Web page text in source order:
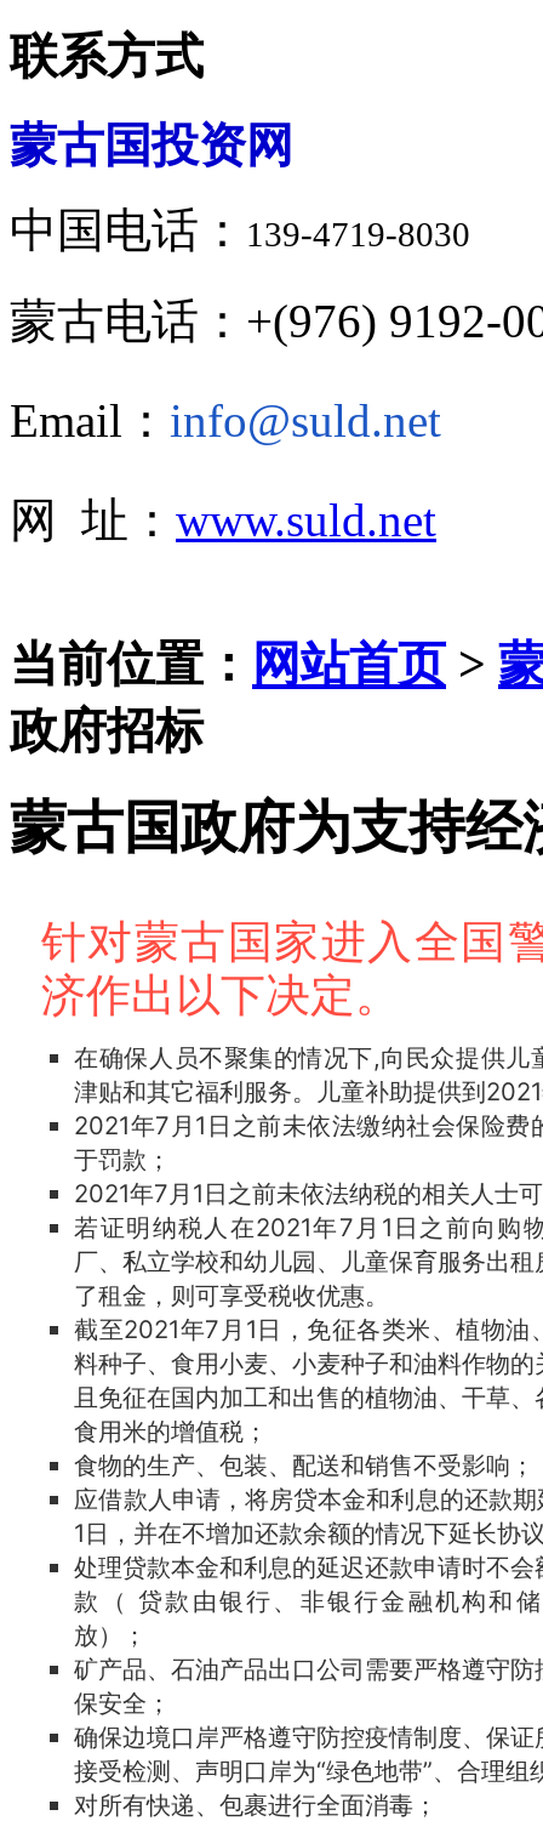
联系方式
蒙古国投资网
中国电话： 139-4719-8030
蒙古电话：+(976) 9192-
Email： info@suld.net
网 址： www.suld.net
当前位置： 网站首页>
政府招标
蒙古国政府为支持经
针对蒙古国家进入全国
济作出以下决定。
在确保人员不聚集的情况下,向民众提供儿
津贴和其它福利服务。儿童补助提供到
2021年7月1日之前未依法缴纳社会保险费
于罚款；
2021年7月1日之前未依法纳税的相关人士
若证明纳税人在2021年7月1日之前向购
厂、私立学校和幼儿园、儿童保育服务出
了租金，则可享受税收优惠。
截至2021年7月1日，免征各类米、植物油
料种子、食用小麦、小麦种子和油料作物
且免征在国内加工和出售的植物油、干草
食用米的增值税；
食物的生产、包装、配送和销售不受影响；
应借款人申请，将房贷本金和利息的还款
1日，并在不增加还款余额的情况下延长协
处理贷款本金和利息的延迟还款申请时不
款（ 贷款由银行、非银行金融机构和
放）；
矿产品、石油产品出口公司需要严格遵守
保安全；
确保边境口岸严格遵守防控疫情制度、保
接受检测、声明口岸为“绿色地带”、合理组
对所有快递、包裹进行全面消毒；